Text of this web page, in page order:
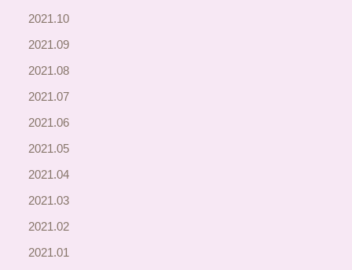
2021.10
2021.09
2021.08
2021.07
2021.06
2021.05
2021.04
2021.03
2021.02
2021.01